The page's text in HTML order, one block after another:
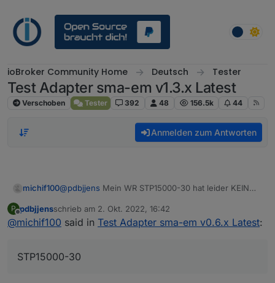
ioBroker Community Home Deutsch Tester
Test Adapter sma-em v1.3.x Latest
Verschoben Tester 392 48 156.5k 44
Anmelden zum Antworten
michif100@pdbjjens Mein WR STP15000-30 hat leider KEIN
Evcc läuft natürlich gut mittlerweile, das ist nicht das
Problem.
über Modbus, um etwas aufzuräumen.
P
Offline
pdbjjensschrieb am 2. Okt. 2022, 16:42
zuletzt editiert von
@michif100 said in Test Adapter sma-em v0.6.x Latest:
STP15000-30